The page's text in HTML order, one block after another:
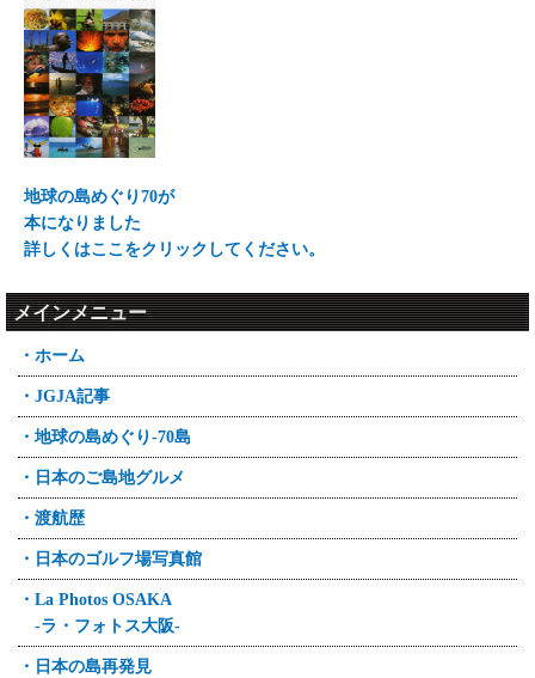
地球の島めぐり70が
本になりました
詳しくはここをクリックしてください。
メインメニュー
・ホーム
・JGJA記事
・地球の島めぐり-70島
・日本のご島地グルメ
・渡航歴
・日本のゴルフ場写真館
・La Photos OSAKA
-ラ・フォトス大阪-
・日本の島再発見